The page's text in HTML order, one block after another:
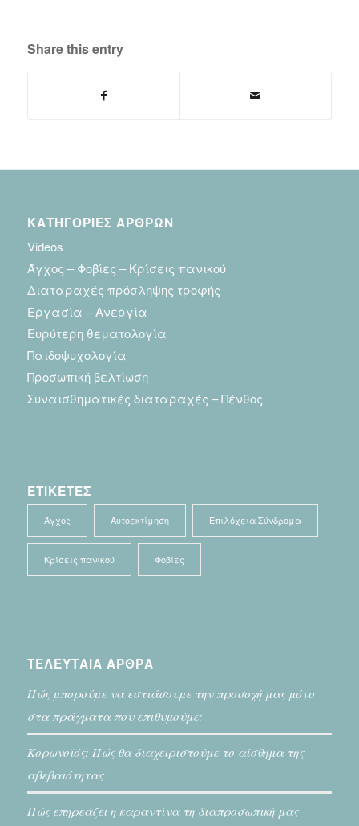
Share this entry
ΚΑΤΗΓΟΡΙΕΣ ΑΡΘΡΩΝ
Videos
Άγχος – Φοβίες – Κρίσεις πανικού
Διαταραχές πρόσληψης τροφής
Εργασία – Ανεργία
Ευρύτερη θεματολογία
Παιδοψυχολογία
Προσωπική βελτίωση
Συναισθηματικές διαταραχές – Πένθος
ΕΤΙΚΕΤΕΣ
Άγχος Αυτοεκτίμηση Επιλόχεια Σύνδρομα
Κρίσεις πανικού Φοβίες
ΤΕΛΕΥΤΑΙΑ ΑΡΘΡΑ
Πώς μπορούμε να εστιάσουμε την προσοχή μας μόνο
στα πράγματα που επιθυμούμε;
Κορωνοϊός: Πώς θα διαχειριστούμε το αίσθημα της
αβεβαιότητας
Πώς επηρεάζει η καραντίνα τη διαπροσωπική μας